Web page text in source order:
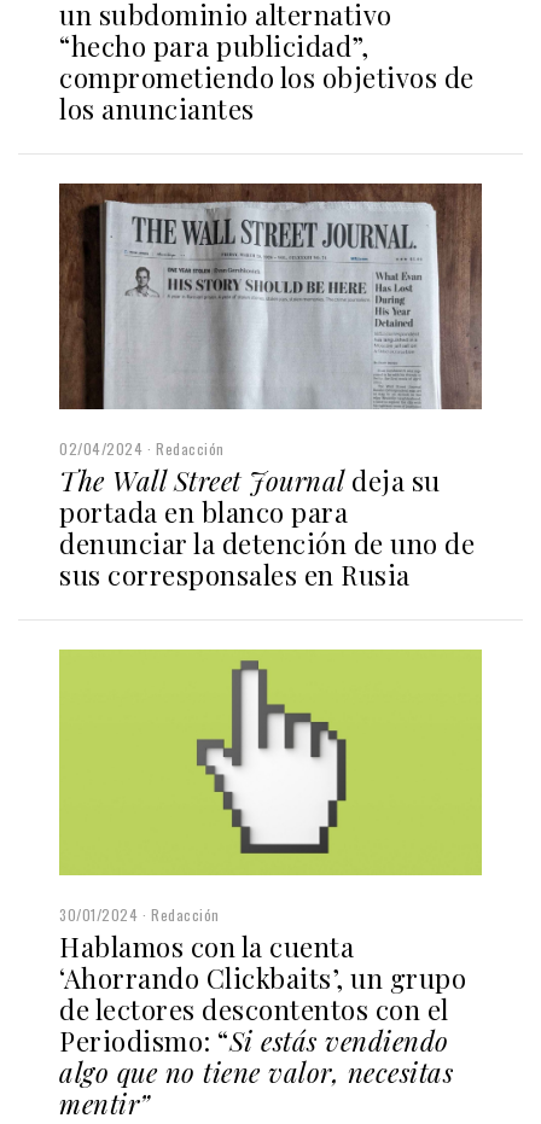
un subdominio alternativo
“hecho para publicidad”,
comprometiendo los objetivos de
los anunciantes
02/04/2024 Redacción
The Wall Street Journal deja su
portada en blanco para
denunciar la detención de uno de
sus corresponsales en Rusia
30/01/2024 Redacción
Hablamos con la cuenta
‘Ahorrando Clickbaits’, un grupo
de lectores descontentos con el
Periodismo: “Si estás vendiendo
algo que no tiene valor, necesitas
mentir”